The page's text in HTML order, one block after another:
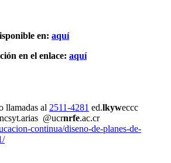
en: aquí
en el enlace: aquí
llamadas al 2511-4281 ed.lkyweccc
csyt.arias @ucrnrfe.ac.cr
continua/diseno-de-planes-de-